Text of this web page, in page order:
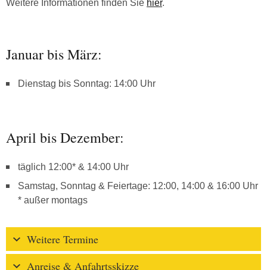
Weitere Informationen finden Sie hier.
Januar bis März:
Dienstag bis Sonntag: 14:00 Uhr
April bis Dezember:
täglich 12:00* & 14:00 Uhr
Samstag, Sonntag & Feiertage: 12:00, 14:00 & 16:00 Uhr
* außer montags
Weitere Termine
Anreise & Anfahrtsskizze